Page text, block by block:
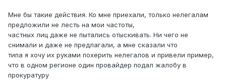
Мне бы такие действия. Ко мне приехали, только нелегалам
предложили не лесть на мои частоты,
частных лиц даже не пытались отыскивать. Ни чего не
снимали и даже не предлагали, а мне сказали что
типа я хочу их руками похерить нелегалов и привели пример,
что в одном регионе один провайдер подал жалобу в
прокуратуру